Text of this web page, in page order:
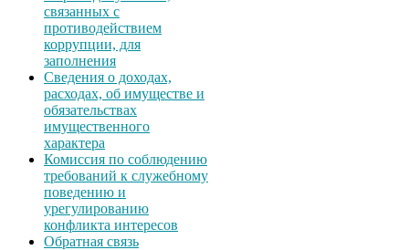
связанных с
противодействием
коррупции, для
заполнения
Сведения о доходах,
расходах, об имуществе и
обязательствах
имущественного
характера
Комиссия по соблюдению
требований к служебному
поведению и
урегулированию
конфликта интересов
Обратная связь